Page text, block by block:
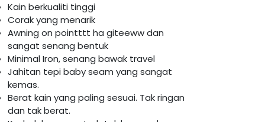
Kain berkualiti tinggi
Corak yang menarik
Awning on pointttt ha giteeww dan
sangat senang bentuk
Minimal Iron, senang bawak travel
Jahitan tepi baby seam yang sangat
kemas.
Berat kain yang paling sesuai. Tak ringan
dan tak berat.